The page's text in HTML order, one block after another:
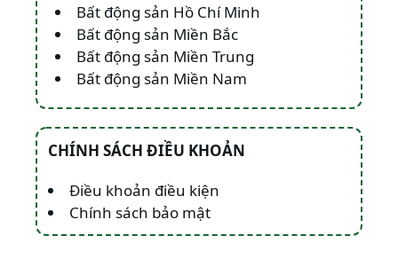
Bất động sản Hồ Chí Minh
Bất động sản Miền Bắc
Bất động sản Miền Trung
Bất động sản Miền Nam
CHÍNH SÁCH ĐIỀU KHOẢN
Điều khoản điều kiện
Chính sách bảo mật